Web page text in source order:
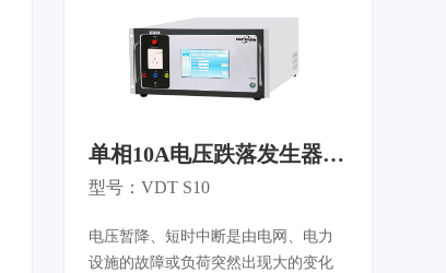
单相10A电压跌落发生器
VDT S10
型号：VDT S10
电压暂降、短时中断是由电网、电力
设施的故障或负荷突然出现大的变化